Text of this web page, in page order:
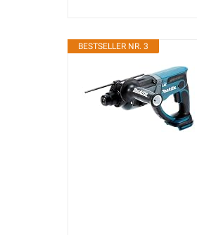
BESTSELLER NR. 3